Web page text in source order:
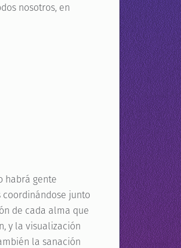
nosotros, en
habrá gente
junto
de cada alma que
y la visualización
la sanación